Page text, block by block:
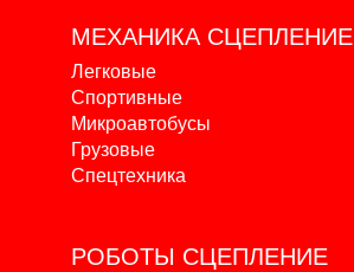
МЕХАНИКА СЦЕПЛЕНИЕ
Легковые
Спортивные
Микроавтобусы
Грузовые
Спецтехника
РОБОТЫ СЦЕПЛЕНИЕ